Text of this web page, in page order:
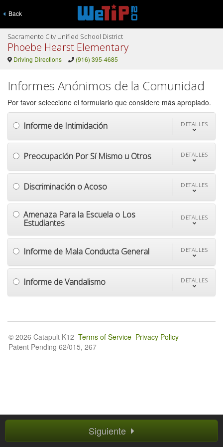
Back
Sacramento City Unified School District
Phoebe Hearst Elementary
Driving Directions (916) 395-4685
Informes Anónimos de la Comunidad
Por favor seleccione el formulario que considere más apropiado.
Informe de Intimidación DETALLES
Preocupación Por Sí Mismo u Otros DETALLES
Discriminación o Acoso DETALLES
Amenaza Para la Escuela o Los
Estudiantes
DETALLES
Informe de Mala Conducta General DETALLES
Informe de Vandalismo DETALLES
Siguiente
© 2026 Catapult K12 Terms of Service Privacy Policy
Patent Pending 62/015, 267